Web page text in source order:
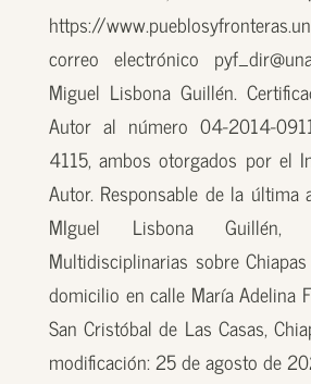
https://
correo electrónico
Miguel Lisbona Guillén.
Autor al número 04-2014-
4115, ambos otorgados por el
Autor. Responsable de la última
MIguel Lisbona Guillén,
Multidisciplinarias sobre
domicilio en calle María Adelina
San Cristóbal de Las Casas,
modificación: 25 de agosto de